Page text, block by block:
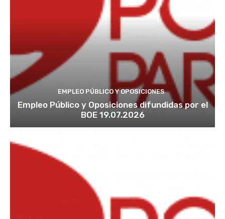
EMPLEO PÚBLICO Y OPOSICIONES
Empleo Público y Oposiciones difundidas por el
BOE 19.07.2026